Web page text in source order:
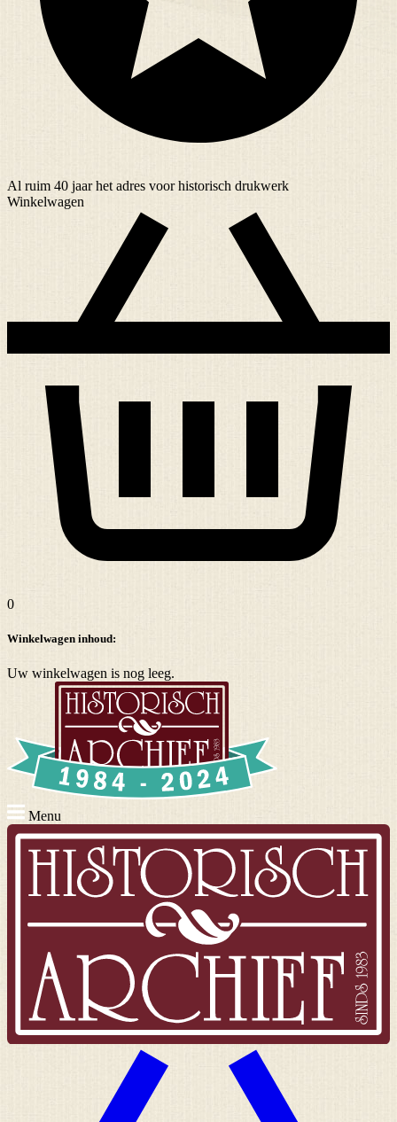
Al ruim 40 jaarhet adres voor historisch drukwerk
Winkelwagen
0
Winkelwagen inhoud:
Uw winkelwagen is nog leeg.
Menu